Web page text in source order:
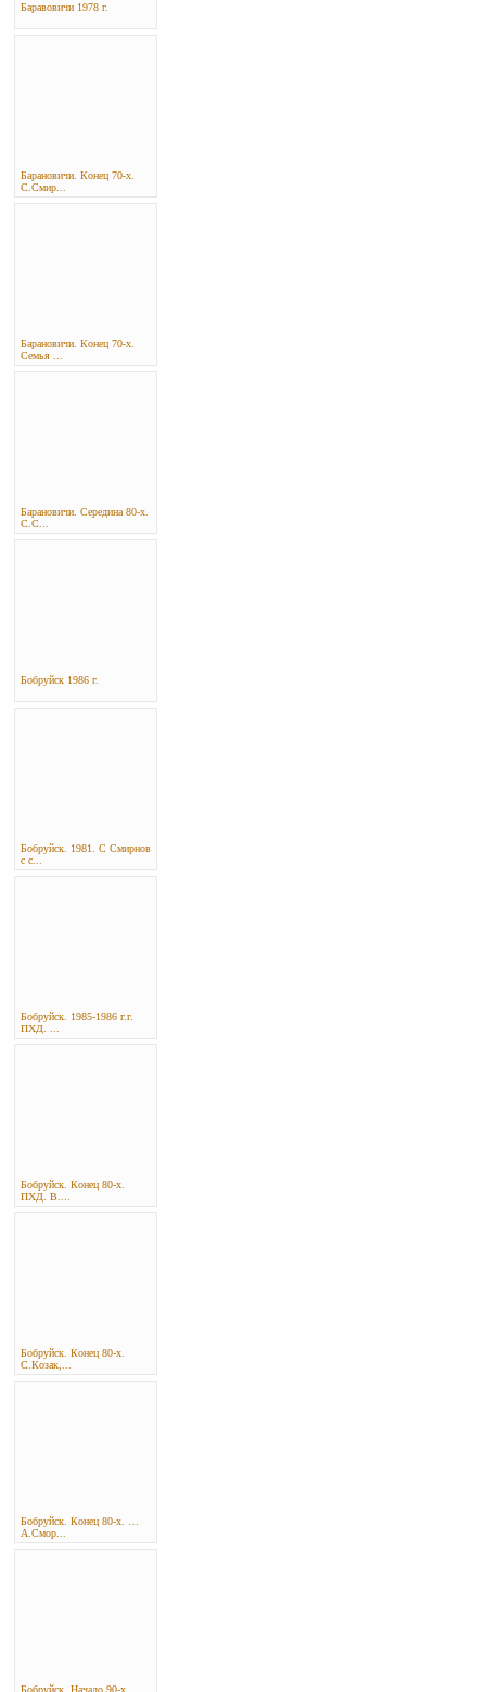
Баравовичи 1978 г.
Барановичи. Конец 70-х.
С.Смир...
Барановичи. Конец 70-х.
Семья ...
Барановичи. Середина 80-х.
С.С...
Бобруйск 1986 г.
Бобруйск. 1981. С Смирнов
с с...
Бобруйск. 1985-1986 г.г.
ПХД. ...
Бобруйск. Конец 80-х.
ПХД. В....
Бобруйск. Конец 80-х.
С.Козак,...
Бобруйск. Конец 80-х. …
А.Смор...